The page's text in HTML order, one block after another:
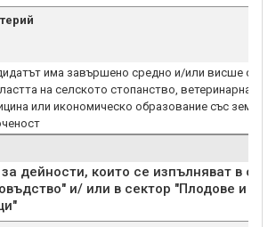
има завършено средно и/или висше
на селското стопанство, ветеринарната
или икономическо образование със
дейности, които се изпълняват в
и/ или в сектор "Плодове и